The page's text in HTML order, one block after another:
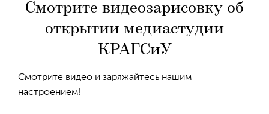
Смотрите видеозарисовку об
открытии медиастудии
КРАГСиУ
Смотрите видео и заряжайтесь нашим
настроением!